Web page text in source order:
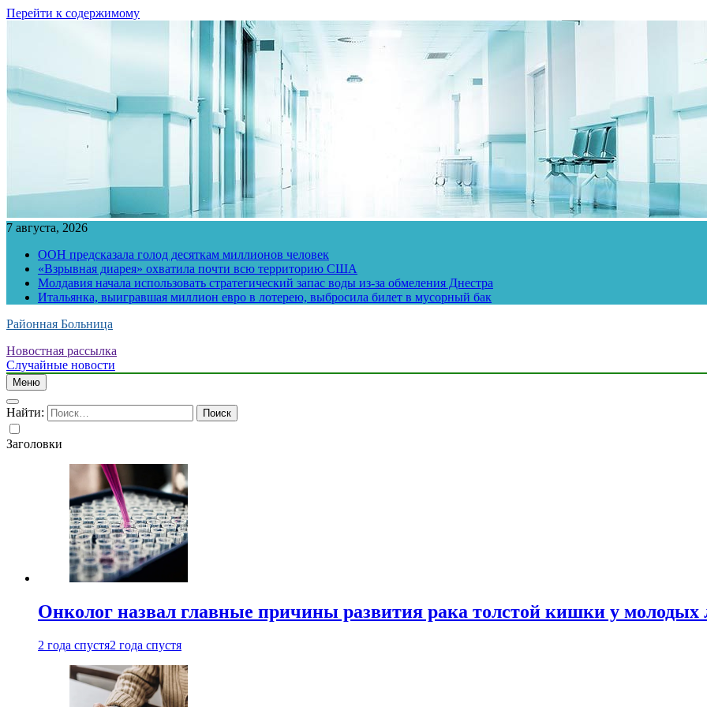
Перейти к содержимому
7 августа, 2026
ООН предсказала голод десяткам миллионов человек
«Взрывная диарея» охватила почти всю территорию США
Молдавия начала использовать стратегический запас воды из-за обмеления Днестра
Итальянка, выигравшая миллион евро в лотерею, выбросила билет в мусорный бак
Районная Больница
Новостная рассылка
Случайные новости
Меню
Найти:
Заголовки
Онколог назвал главные причины развития рака толстой кишки у молодых
2 года спустя2 года спустя